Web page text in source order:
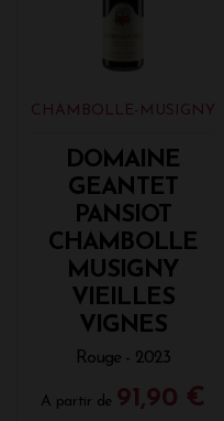
CHAMBOLLE-MUSIGNY
DOMAINE
GEANTET
PANSIOT
CHAMBOLLE
MUSIGNY
VIEILLES
VIGNES
Rouge - 2023
A partir de 91,90 €